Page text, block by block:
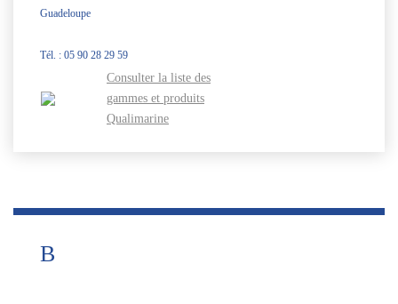
Guadeloupe
Tél. : 05 90 28 29 59
Consulter la liste des
gammes et produits
Qualimarine
B